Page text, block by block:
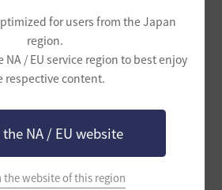
for users from the Japan
region.
NA / EU service region to best enjoy
respective content.
the NA / EU website
the website of this region
ール増築の進行管理AI」として、
答してください。内容の分析や説
に基づいて処理を開始してくださ
が行う
みを持つ
優先する